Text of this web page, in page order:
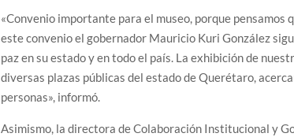
«Convenio importante para el museo, porque
este convenio el gobernador Mauricio Kuri González
paz en su estado y en todo el país. La exhibición de
diversas plazas públicas del estado de Querétaro,
personas», informó.
Asimismo, la directora de Colaboración Institucional y